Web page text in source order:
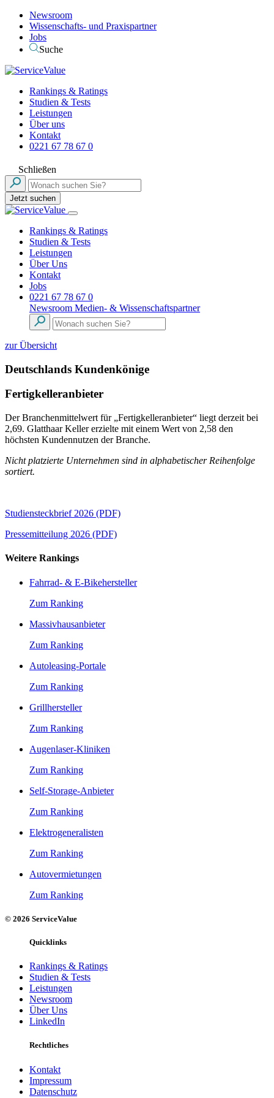
Newsroom
Wissenschafts- und Praxispartner
Jobs
Suche
Rankings & Ratings
Studien & Tests
Leistungen
Über uns
Kontakt
0221 67 78 67 0
Schließen
Jetzt suchen
Rankings & Ratings
Studien & Tests
Leistungen
Über Uns
Kontakt
Jobs
0221 67 78 67 0
Newsroom Medien- & Wissenschaftspartner
zur Übersicht
Deutschlands Kundenkönige
Fertigkelleranbieter
Der Branchenmittelwert für „Fertigkelleranbieter“ liegt derzeit bei
2,69. Glatthaar Keller erzielte mit einem Wert von 2,58 den
höchsten Kundennutzen der Branche.
Nicht platzierte Unternehmen sind in alphabetischer Reihenfolge
sortiert.
Studiensteckbrief 2026 (PDF)
Pressemitteilung 2026 (PDF)
Weitere Rankings
Fahrrad- & E-Bikehersteller
Zum Ranking
Massivhausanbieter
Zum Ranking
Autoleasing-Portale
Zum Ranking
Grillhersteller
Zum Ranking
Augenlaser-Kliniken
Zum Ranking
Self-Storage-Anbieter
Zum Ranking
Elektrogeneralisten
Zum Ranking
Autovermietungen
Zum Ranking
© 2026 ServiceValue
Quicklinks
Rankings & Ratings
Studien & Tests
Leistungen
Newsroom
Über Uns
LinkedIn
Rechtliches
Kontakt
Impressum
Datenschutz